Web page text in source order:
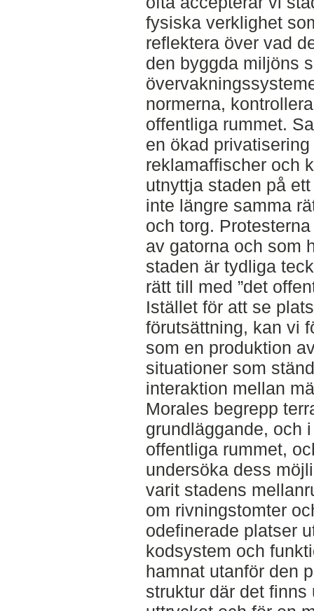
fysiska verklighet
reflektera över vad
den byggda miljöns
normerna,
offentliga rummet.
en ökad
reklamaffischer och
utnyttja staden på
inte längre samma
och torg.
av gatorna och som
staden är tydliga
rätt till med ”det
Istället för att se
förutsättning, kan vi
som en produktion
situationer som
interaktion mellan
Morales begrepp
grundläggande, och
offentliga rummet,
undersöka dess
varit stadens
om rivningstomter
odefinerade platser
kodsystem och
hamnat utanför den
struktur där det